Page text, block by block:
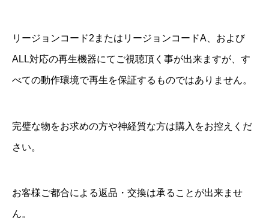
リージョンコード2またはリージョンコードA、および
ALL対応の再生機器にてご視聴頂く事が出来ますが、す
べての動作環境で再生を保証するものではありません。
完璧な物をお求めの方や神経質な方は購入をお控えくだ
さい。
お客様ご都合による返品・交換は承ることが出来ませ
ん。